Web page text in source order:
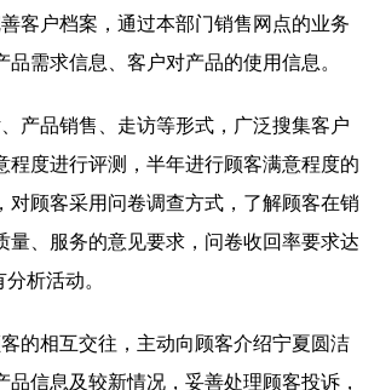
客户档案，通过本部门销售网点的业务
品需求信息、客户对产品的使用信息。
产品销售、走访等形式，广泛搜集客户
程度进行评测，半年进行顾客满意程度的
对顾客采用问卷调查方式，了解顾客在销
量、服务的意见要求，问卷收回率要求达
析活动。
的相互交往，主动向顾客介绍宁夏圆洁
品信息及较新情况，妥善处理顾客投诉，